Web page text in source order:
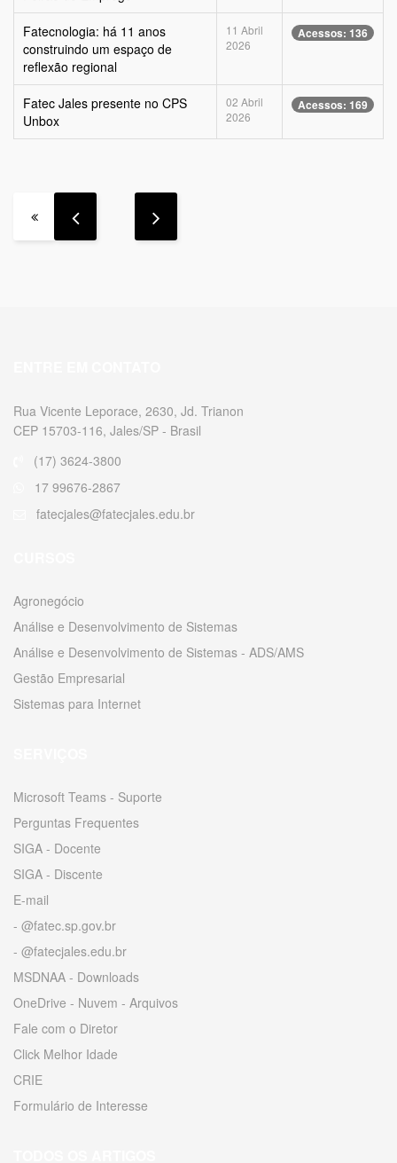
Fatecnologia: há 11 anos
construindo um espaço de
reflexão regional
11 Abril
2026
Acessos: 136
Fatec Jales presente no CPS
Unbox
02 Abril
2026
Acessos: 169
Rua Vicente Leporace, 2630, Jd. Trianon
CEP 15703-116, Jales/SP - Brasil
(17) 3624-3800
17 99676-2867
fatecjales@fatecjales.edu.br
Agronegócio
Análise e Desenvolvimento de Sistemas
Análise e Desenvolvimento de Sistemas - ADS/AMS
Gestão Empresarial
Sistemas para Internet
Microsoft Teams - Suporte
Perguntas Frequentes
SIGA - Docente
SIGA - Discente
E-mail
- @fatec.sp.gov.br
- @fatecjales.edu.br
MSDNAA - Downloads
OneDrive - Nuvem - Arquivos
Fale com o Diretor
Click Melhor Idade
CRIE
Formulário de Interesse